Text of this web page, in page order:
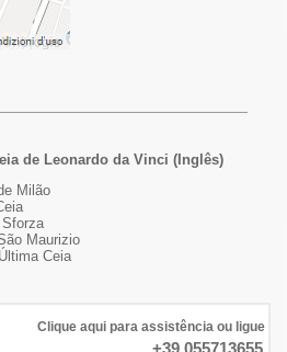
de Leonardo da Vinci (Inglês)
Milão
Maurizio
Ceia
Clique aqui para assistência ou ligue